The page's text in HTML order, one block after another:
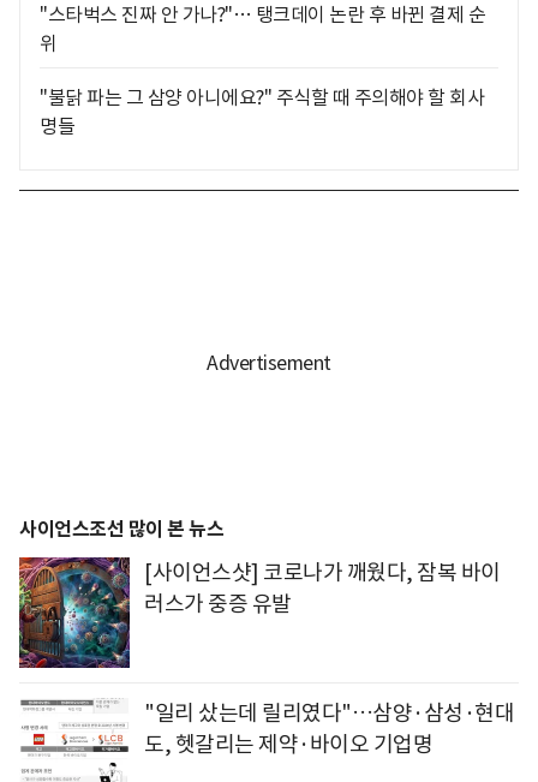
"스타벅스 진짜 안 가나?"… 탱크데이 논란 후 바뀐 결제 순
위
"불닭 파는 그 삼양 아니에요?" 주식할 때 주의해야 할 회사
명들
사이언스조선 많이 본 뉴스
[사이언스샷] 코로나가 깨웠다, 잠복 바이
러스가 중증 유발
"일리 샀는데 릴리였다"…삼양·삼성·현대
도, 헷갈리는 제약·바이오 기업명